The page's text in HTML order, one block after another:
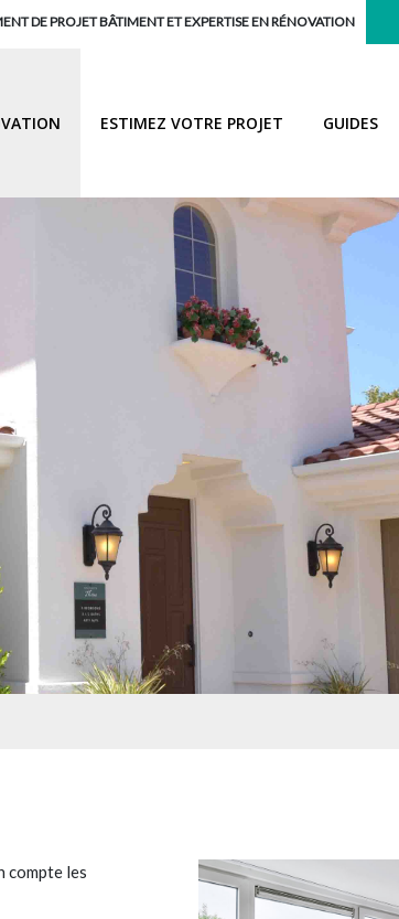
DE PROJET BÂTIMENT ET EXPERTISE EN RÉNOVATION
ESTIMEZ VOTRE PROJET GUIDES
compte les